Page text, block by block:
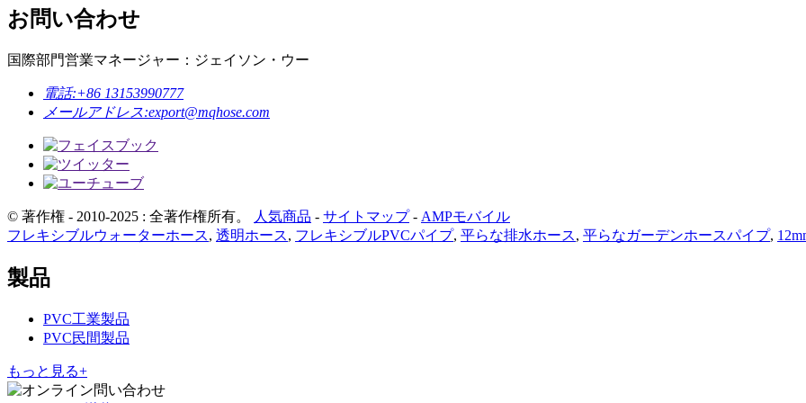
お問い合わせ
国際部門営業マネージャー：ジェイソン・ウー
電話:+86 13153990777
メールアドレス:export@mqhose.com
© 著作権 - 2010-2025 : 全著作権所有。 人気商品 - サイトマップ- AMPモバイル
フレキシブルウォーターホース, 透明ホース, フレキシブルPVCパイプ, 平らな排水ホース, 平らなガーデンホースパイプ,
製品
PVC工業製品
PVC民間製品
もっと見る+